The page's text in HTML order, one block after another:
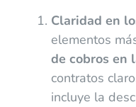
Claridad en
elementos
de cobros en
contratos
incluye la